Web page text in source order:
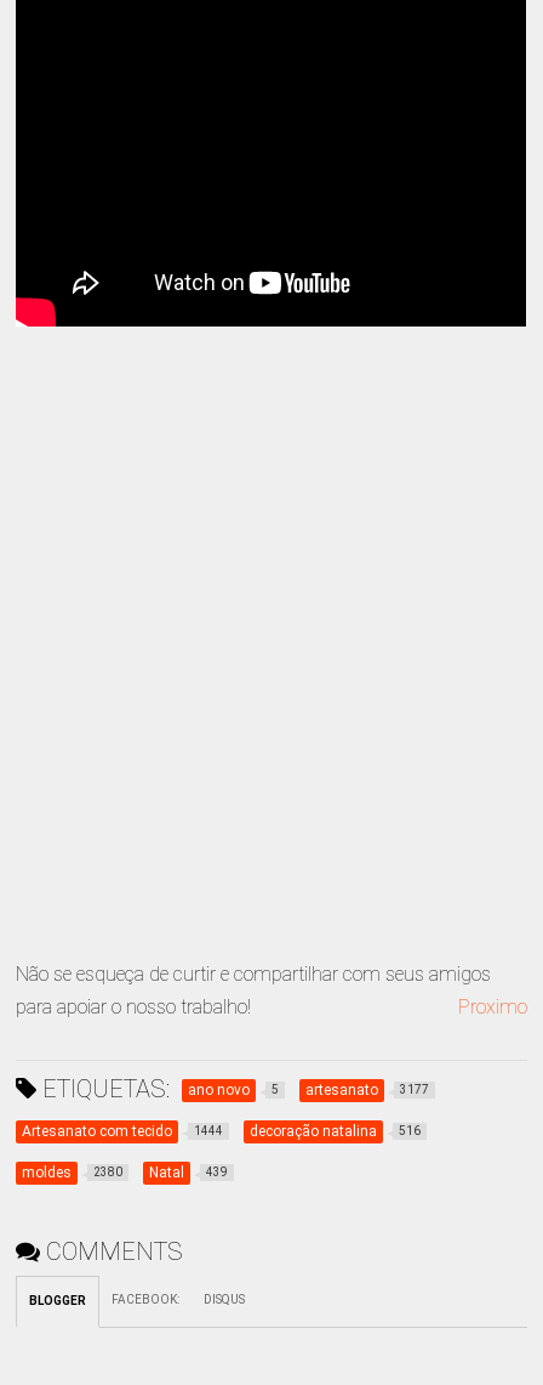
Não se esqueça de curtir e compartilhar com seus amigos
para apoiar o nosso trabalho!
Proximo
ETIQUETAS: ano novo 5 artesanato 3177
Artesanato com tecido 1444 decoração natalina 516
moldes 2380 Natal 439
COMMENTS
BLOGGER FACEBOOK: DISQUS